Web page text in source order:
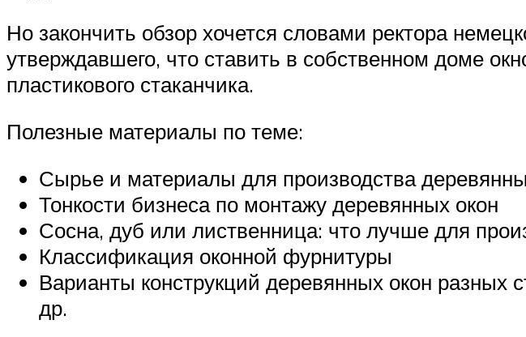
Но закончить обзор хочется словами ректора
утверждавшего, что ставить в собственном доме
пластикового стаканчика.
Полезные материалы по теме:
Сырье и материалы для производства
Тонкости бизнеса по монтажу деревянных окон
Сосна, дуб или лиственница: что лучше для
Классификация оконной фурнитуры
Варианты конструкций деревянных окон разных
др.